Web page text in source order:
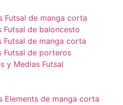
Futsal de manga corta
Futsal de baloncesto
Futsal de manga corta
Futsal de porteros
y Medias Futsal
Elements de manga corta